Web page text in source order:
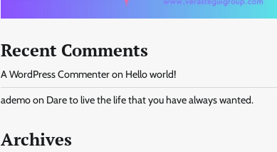
Recent Comments
A WordPress Commenteron Hello world!
ademoon Dare to live the life that you have always wanted.
Archives